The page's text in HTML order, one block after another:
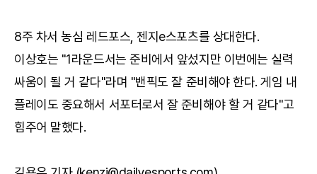
8주 차서 농심 레드포스, 젠지e스포츠를 상대한다.
이상호는 "1라운드서는 준비에서 앞섰지만 이번에는 실력
싸움이 될 거 같다"라며 "밴픽도 잘 준비해야 한다. 게임 내
플레이도 중요해서 서포터로서 잘 준비해야 할 거 같다"고
힘주어 말했다.